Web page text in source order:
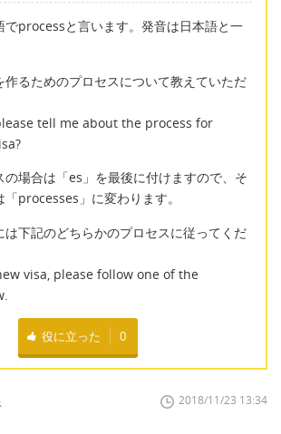
でprocessと言います。発音は日本語と一
作るためのプロセスについて教えていただ
tell me about the process for
の場合は「es」を最後に付けますので、そ
processes」に変わります。
は下記のどちらかのプロセスに従ってくだ
visa, please follow one of the
役に立った 0
2018/11/23 13:34